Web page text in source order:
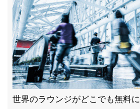
世界のラウンジがどこでも無料に